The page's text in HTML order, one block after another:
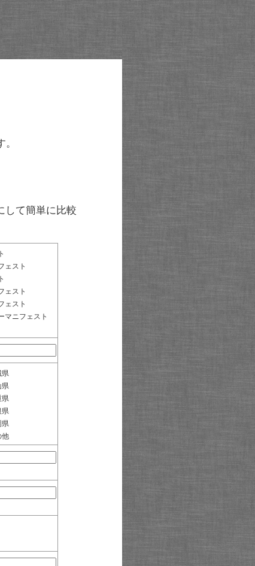
して簡単に比較
ェスト
ェスト
ェスト
マニフェスト
県
県
県
県
県
他